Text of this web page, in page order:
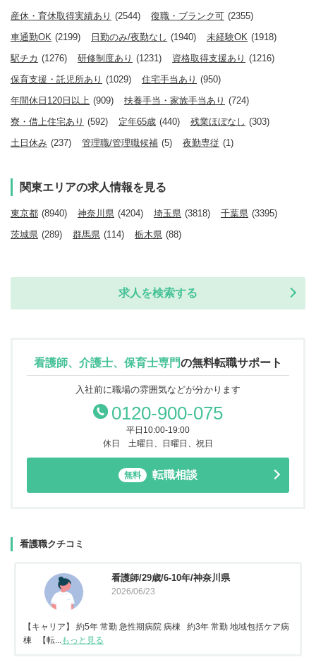
産休・育休取得実績あり (2544) 復職・ブランク可 (2355)
車通勤OK (2199) 日勤のみ/夜勤なし (1940) 未経験OK (1918)
駅チカ (1276) 研修制度あり (1231) 資格取得支援あり (1216)
保育支援・託児所あり (1029) 住宅手当あり (950)
年間休日120日以上 (909) 扶養手当・家族手当あり (724)
寮・借上住宅あり (592) 定年65歳 (440) 残業ほぼなし (303)
土日休み (237) 管理職/管理職候補 (5) 夜勤専従 (1)
関東エリアの求人情報を見る
東京都 (8940) 神奈川県 (4204) 埼玉県 (3818) 千葉県 (3395)
茨城県 (289) 群馬県 (114) 栃木県 (88)
求人を検索する
看護師、介護士、保育士専門の無料転職サポート
入社前に職場の雰囲気などが分かります
0120-900-075
平日10:00-19:00
休日 土曜日、日曜日、祝日
無料 転職相談
看護職クチコミ
看護師/29歳/6-10年/神奈川県
2026/06/23
【キャリア】 約5年 常勤 急性期病院 病棟 約3年 常勤 地域包括ケア病
棟 【転...もっと見る